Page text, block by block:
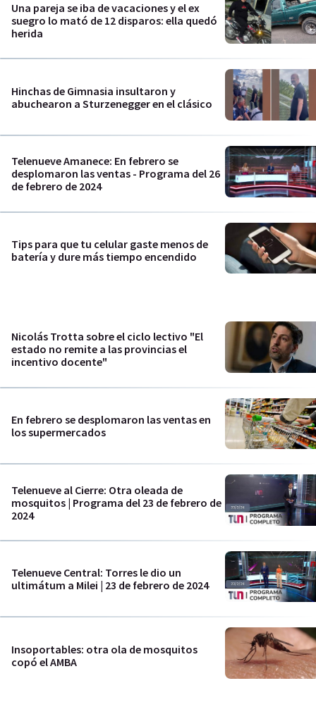
Una pareja se iba de vacaciones y el ex
suegro lo mató de 12 disparos: ella quedó
herida
Hinchas de Gimnasia insultaron y
abuchearon a Sturzenegger en el clásico
Telenueve Amanece: En febrero se
desplomaron las ventas - Programa del 26
de febrero de 2024
Tips para que tu celular gaste menos de
batería y dure más tiempo encendido
Nicolás Trotta sobre el ciclo lectivo "El
estado no remite a las provincias el
incentivo docente"
En febrero se desplomaron las ventas en
los supermercados
Telenueve al Cierre: Otra oleada de
mosquitos | Programa del 23 de febrero de
2024
Telenueve Central: Torres le dio un
ultimátum a Milei | 23 de febrero de 2024
Insoportables: otra ola de mosquitos
copó el AMBA